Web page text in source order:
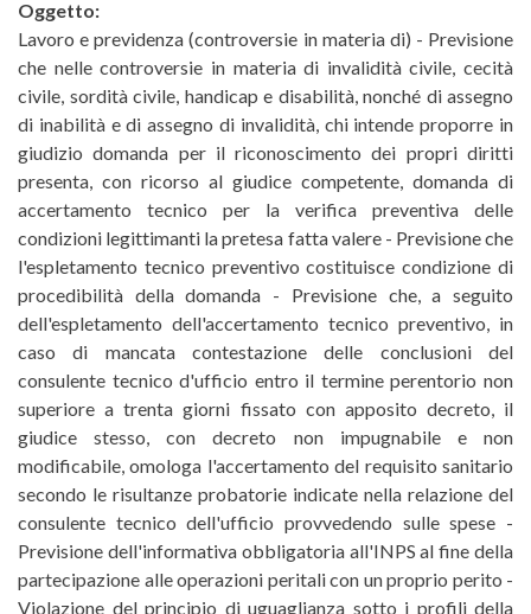
Oggetto:
Lavoro e previdenza (controversie in materia di) - Previsione
che nelle controversie in materia di invalidità civile, cecità
civile, sordità civile, handicap e disabilità, nonché di assegno
di inabilità e di assegno di invalidità, chi intende proporre in
giudizio domanda per il riconoscimento dei propri diritti
presenta, con ricorso al giudice competente, domanda di
accertamento tecnico per la verifica preventiva delle
condizioni legittimanti la pretesa fatta valere - Previsione che
l'espletamento tecnico preventivo costituisce condizione di
procedibilità della domanda - Previsione che, a seguito
dell'espletamento dell'accertamento tecnico preventivo, in
caso di mancata contestazione delle conclusioni del
consulente tecnico d'ufficio entro il termine perentorio non
superiore a trenta giorni fissato con apposito decreto, il
giudice stesso, con decreto non impugnabile e non
modificabile, omologa l'accertamento del requisito sanitario
secondo le risultanze probatorie indicate nella relazione del
consulente tecnico dell'ufficio provvedendo sulle spese -
Previsione dell'informativa obbligatoria all'INPS al fine della
partecipazione alle operazioni peritali con un proprio perito -
Violazione del principio di uguaglianza sotto i profili della